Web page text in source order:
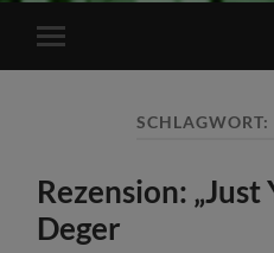
Mobile-
Menü
SCHLAGWORT:
Rezension: „Just
Deger